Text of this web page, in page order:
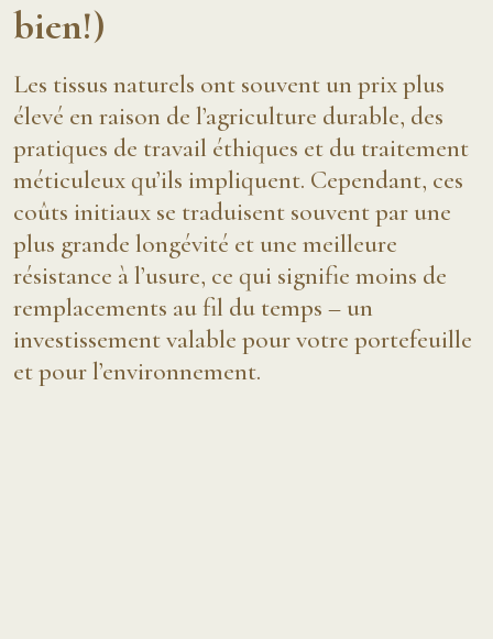
bien!)
Les tissus naturels ont souvent un prix plus
élevé en raison de l’agriculture durable, des
pratiques de travail éthiques et du traitement
méticuleux qu’ils impliquent. Cependant, ces
coûts initiaux se traduisent souvent par une
plus grande longévité et une meilleure
résistance à l’usure, ce qui signifie moins de
remplacements au fil du temps – un
investissement valable pour votre portefeuille
et pour l’environnement.